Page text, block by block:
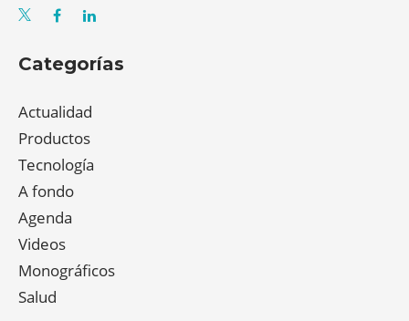
Categorías
Actualidad
Productos
Tecnología
A fondo
Agenda
Videos
Monográficos
Salud